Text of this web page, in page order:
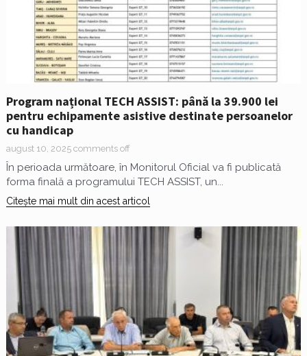
Program național TECH ASSIST: până la 39.900 lei
pentru echipamente asistive destinate persoanelor
cu handicap
august 10, 2025 comments off
În perioada următoare, în Monitorul Oficial va fi publicată
forma finală a programului TECH ASSIST, un...
Citește mai mult din acest articol